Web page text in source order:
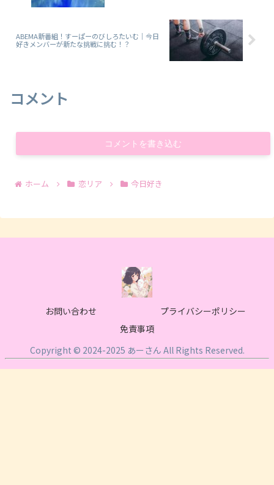
ABEMA新番組！すーぱーのびしろたいむ｜今日
好きメンバーが新たな挑戦に挑む！？
コメント
コメントを書き込む
ホーム 恋リア 今日好き
お問い合わせ
プライバシーポリシー
免責事項
Copyright © 2024-2025 あーさん All Rights Reserved.